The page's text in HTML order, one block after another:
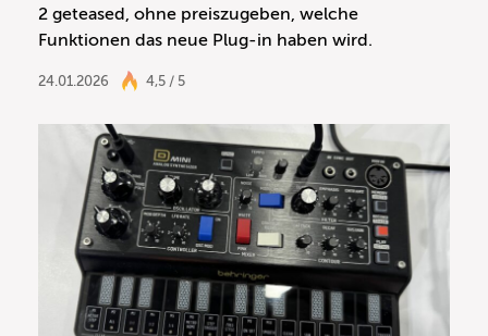
2 geteased, ohne preiszugeben, welche
Funktionen das neue Plug-in haben wird.
24.01.2026 4,5 / 5